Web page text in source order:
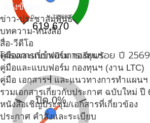
คลังข้อมูล
ข่าว-ประชาสัมพันธ์
บทความ-หนังสือ
สื่อ-วีดีโอ
คู่มือและแบบฟอร์ม กองทุนฯ
คู่มือและแบบฟอร์ม กองทุนฯ (งาน LTC)
คู่มือ เอกสารฯ และแนวทางการทำแผน
รวมเอกสารเกี่ยวกับประกาศ ฉบับใหม่ ปี
หนังสือเชิญประชุม/เอกสารที่เกี่ยวข้อง
ประกาศ คำสั่งและระเบียบ
0 735680
619,670
โครงการที่ดำเนินการเรียบร้อย ปี 2569
ปิด 0%